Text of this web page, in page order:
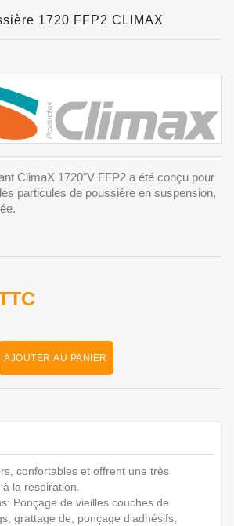
1720 FFP2 CLIMAX
ClimaX 1720"V FFP2 a été conçu pour
particules de poussière en suspension,
AJOUTER AU PANIER
confortables et offrent une très
la respiration.
Ponçage de vieilles couches de
grattage de, ponçage d′adhésifs,